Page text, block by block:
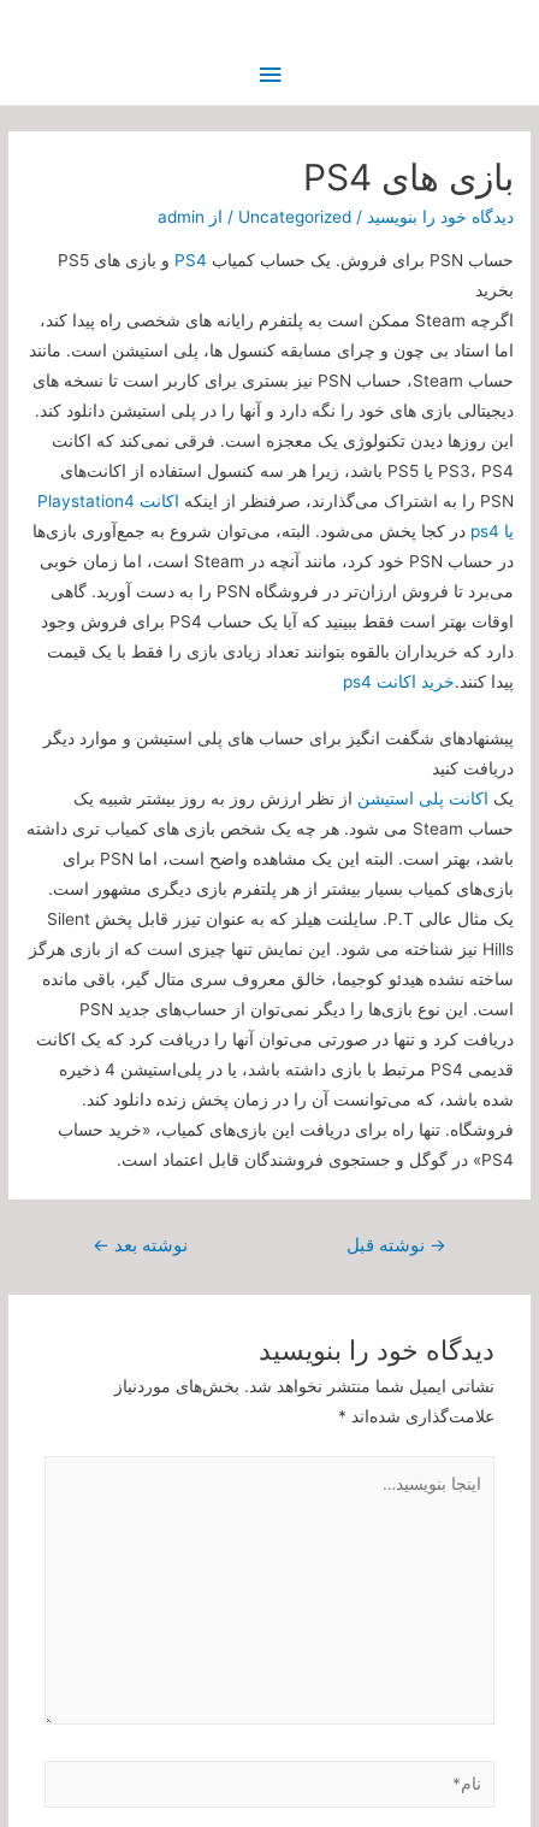
فهرست
اصلی
بازی های PS4
دیدگاه‌ خود را بنویسید /
Uncategorized / از admin
حساب PSN برای فروش. یک حساب کمیاب PS4
و بازی های PS5
بخرید
اگرچه Steam ممکن است به پلتفرم رایانه های شخصی راه پیدا کند،
اما استاد بی چون و چرای مسابقه کنسول ها، پلی استیشن است. مانند
حساب Steam، حساب PSN نیز بستری برای کاربر است تا نسخه های
دیجیتالی بازی های خود را نگه دارد و آنها را در پلی استیشن دانلود کند.
این روزها دیدن تکنولوژی یک معجزه است. فرقی نمی‌کند که اکانت
PS3، PS4 یا PS5 باشد، زیرا هر سه کنسول استفاده از اکانت‌های
PSN را به اشتراک می‌گذارند، صرفنظر از اینکه
اکانت Playstation4
یا ps4
در کجا پخش می‌شود. البته، می‌توان شروع به جمع‌آوری بازی‌ها
در حساب PSN خود کرد، مانند آنچه در Steam است، اما زمان خوبی
می‌برد تا فروش ارزان‌تر در فروشگاه PSN را به دست آورید. گاهی
اوقات بهتر است فقط ببینید که آیا یک حساب PS4 برای فروش وجود
دارد که خریداران بالقوه بتوانند تعداد زیادی بازی را فقط با یک قیمت
پیدا کنند.خرید اکانت ps4
پیشنهادهای شگفت انگیز برای حساب های پلی استیشن و موارد دیگر
دریافت کنید
یک اکانت پلی استیشن از نظر ارزش روز به روز بیشتر شبیه یک
حساب Steam می شود. هر چه یک شخص بازی های کمیاب تری داشته
باشد، بهتر است. البته این یک مشاهده واضح است، اما PSN برای
بازی‌های کمیاب بسیار بیشتر از هر پلتفرم بازی دیگری مشهور است.
یک مثال عالی P.T. سایلنت هیلز که به عنوان تیزر قابل پخش Silent
Hills نیز شناخته می شود. این نمایش تنها چیزی است که از بازی هرگز
ساخته نشده هیدئو کوجیما، خالق معروف سری متال گیر، باقی مانده
است. این نوع بازی‌ها را دیگر نمی‌توان از حساب‌های جدید PSN
دریافت کرد و تنها در صورتی می‌توان آنها را دریافت کرد که یک اکانت
قدیمی PS4 مرتبط با بازی داشته باشد، یا در پلی‌استیشن 4 ذخیره
شده باشد، که می‌توانست آن را در زمان پخش زنده دانلود کند.
فروشگاه. تنها راه برای دریافت این بازی‌های کمیاب، «خرید حساب
PS4» در گوگل و جستجوی فروشندگان قابل اعتماد است.
راهبری
→ نوشته قبل نوشته بعد ←
دیدگاه‌ خود را بنویسید
نشانی ایمیل شما منتشر نخواهد شد. بخش‌های موردنیاز
علامت‌گذاری شده‌اند *
بنویسید…
نام*